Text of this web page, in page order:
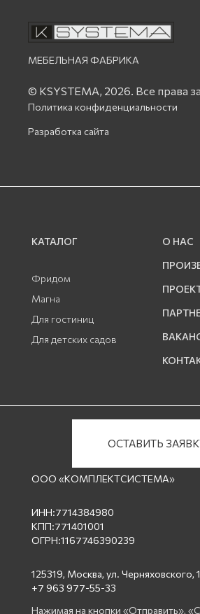
МЕБЕЛЬНАЯ ФАБРИКА
© KSYSTEMA, 2026. Все права
Политика конфиденциальности
Разработка сайта
ОСТАВИТЬ
КАТАЛОГ
Фридом
Магна
Для гостиниц
Для детских садов
О НАС
ООО «КОМПЛЕКТСИСТЕМА»
ИНН:7714384980
КПП:771401001
ОГРН:1167746390239
125319, Москва, ул. Черняховского,
+7 963 977-55-33
Нажимая на кнопки «Отправить»,